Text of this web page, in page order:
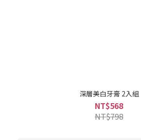
深層美白牙膏 2入組
NT$568
NT$798